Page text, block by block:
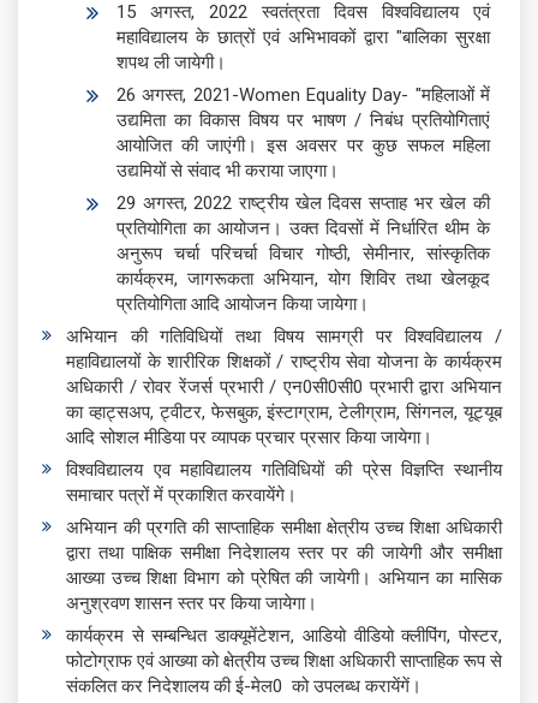
15 अगस्त, 2022 स्वतंत्रता दिवस विश्वविद्यालय एवं
महाविद्यालय के छात्रों एवं अभिभावकों द्वारा "बालिका सुरक्षा
शपथ ली जायेगी।
26 अगस्त, 2021-Women Equality Day- "महिलाओं में
उद्यमिता का विकास विषय पर भाषण / निबंध प्रतियोगिताएं
आयोजित की जाएंगी। इस अवसर पर कुछ सफल महिला
उद्यमियों से संवाद भी कराया जाएगा।
29 अगस्त, 2022 राष्ट्रीय खेल दिवस सप्ताह भर खेल की
प्रतियोगिता का आयोजन। उक्त दिवसों में निर्धारित थीम के
अनुरूप चर्चा परिचर्चा विचार गोष्ठी, सेमीनार, सांस्कृतिक
कार्यक्रम, जागरूकता अभियान, योग शिविर तथा खेलकूद
प्रतियोगिता आदि आयोजन किया जायेगा।
अभियान की गतिविधियों तथा विषय सामग्री पर विश्वविद्यालय /
महाविद्यालयों के शारीरिक शिक्षकों / राष्ट्रीय सेवा योजना के कार्यक्रम
अधिकारी / रोवर रेंजर्स प्रभारी / एन0सी0सी0 प्रभारी द्वारा अभियान
का व्हाट्सअप, ट्वीटर, फेसबुक, इंस्टाग्राम, टेलीग्राम, सिंगनल, यूट्यूब
आदि सोशल मीडिया पर व्यापक प्रचार प्रसार किया जायेगा।
विश्वविद्यालय एव महाविद्यालय गतिविधियों की प्रेस विज्ञप्ति स्थानीय
समाचार पत्रों में प्रकाशित करवायेंगे।
अभियान की प्रगति की साप्ताहिक समीक्षा क्षेत्रीय उच्च शिक्षा अधिकारी
द्वारा तथा पाक्षिक समीक्षा निदेशालय स्तर पर की जायेगी और समीक्षा
आख्या उच्च शिक्षा विभाग को प्रेषित की जायेगी। अभियान का मासिक
अनुश्रवण शासन स्तर पर किया जायेगा।
कार्यक्रम से सम्बन्धित डाक्यूमेंटेशन, आडियो वीडियो क्लीपिंग, पोस्टर,
फोटोग्राफ एवं आख्या को क्षेत्रीय उच्च शिक्षा अधिकारी साप्ताहिक रूप से
संकलित कर निदेशालय की ई-मेल0 को उपलब्ध करायेंगें।